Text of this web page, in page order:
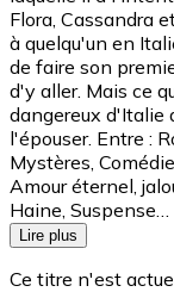
Flora, Cassandra
à quelqu'un en
de faire son
d'y aller. Mais ce
dangereux d'Italie
l'épouser. Entre :
Mystères,
Amour éternel,
Haine, Suspense…
Lire plus
Ce titre n'est